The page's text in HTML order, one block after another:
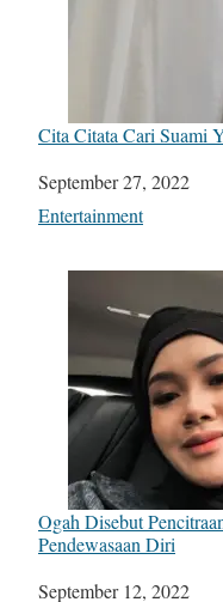
Cita Citata Cari Suami
Date
September 27, 2022
In relation to
Entertainment
Ogah Disebut
Pendewasaan Diri
Date
September 12, 2022